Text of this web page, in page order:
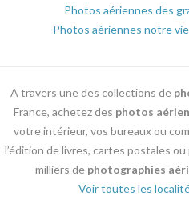
Photos aériennes des
Photos aériennes notre
A travers une des collections de
France, achetez des photos
votre intérieur, vos bureaux ou
l’édition de livres, cartes postales
milliers de photographies
Voir toutes les